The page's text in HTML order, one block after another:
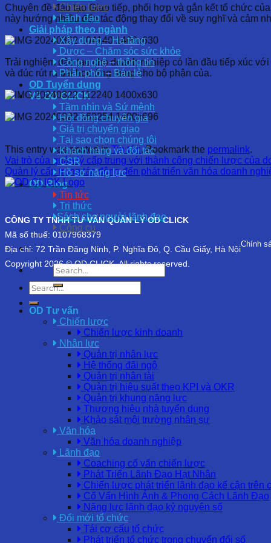
Chiến lược
Lãnh đạo
Giải pháp theo ngành
Xây dựng – Hạ tầng
Dược – Chăm sóc sức khỏe
Công nghệ – thông tin
Phân phối – Bán lẻ
OD Tuyển dụng
Về OD CLICK
Tầm nhìn và Sứ mệnh
Hội đồng chuyên gia
Giá trị chuyển giao
Tại sao chọn chúng tôi
Khách hàng và đối tác
CSR
Hồ sơ năng lực
OD Blog
Tin tức
Tri thức
Sách cho người lãnh đạo
Công cụ
Chuyên đề đào tạo Giao tiếp, phối hợp và gắn kết tổ chức
này hướng nhiều đến tác động thay đổi về suy nghĩ và cảm
Trải nghiệm đào tạo cho doanh nghiệp có lần đầu tiếp xúc
và đúc rút ra bài học ứng dụng cho bộ phận của.
This entry was posted inTin tức. Bookmark the permalink.
Vai trò của quản lý cấp trung với thành công chiến lược của
Quản lý cấp trung tác động đến phát triển văn hóa doanh
CÔNG TY TNHH TƯ VẤN QUẢN LÝ OD CLICK
Mã số thuế: 0107968379
Địa chỉ: 72 Trần Đăng Ninh, P. Nghĩa Đô, Q. Cầu Giấy, Hà Nội
Copyright 2026 © OD CLICK. All rights reserved.
Chính
OD Tư vấn
Chiến lược
Chiến lược kinh doanh
Nhân lực
Quản trị nhân lực
Hệ thống đãi ngộ
Quản trị nhân tài
Quản trị hiệu suất theo KPI và OKR
Quản trị khung năng lực
Thương hiệu nhà tuyển dụng
Khảo sát môi trường nhân sự
Văn hóa
Văn hóa doanh nghiệp
Lãnh đạo
Coaching cố vấn chiến lược
Phát Triển Lãnh Đạo Hạt Nhân
Chiến lược phát triển lãnh đạo kế cận trên
Cố Vấn Hình Ảnh & Phong Cách Lãnh Đạo
Năng lực lãnh đạo kỷ nguyên số
Đổi mới tổ chức
Tái cơ cấu tổ chức
Phát triển tổ chức trong chuyển đổi số